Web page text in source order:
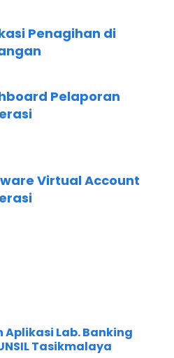
Penagihan di
Pelaporan
Virtual Account
Aplikasi Lab. Banking
Tasikmalaya